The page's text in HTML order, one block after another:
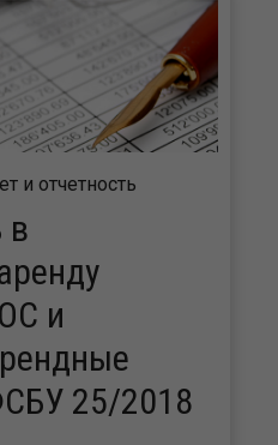
и отчетность
в
и
25/2018